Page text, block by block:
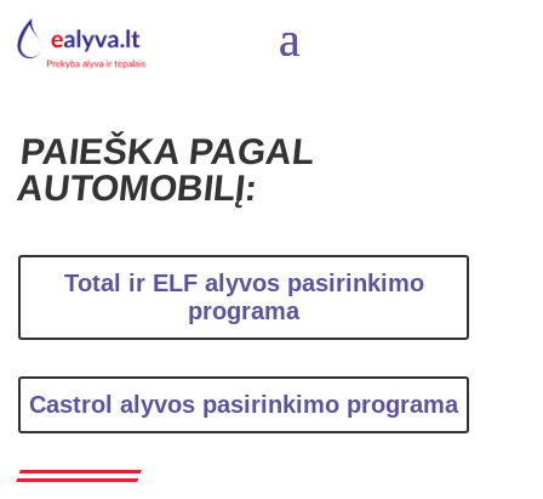
PAIEŠKA PAGAL
AUTOMOBILĮ:
Total ir ELF alyvos pasirinkimo
programa
Castrol alyvos pasirinkimo programa